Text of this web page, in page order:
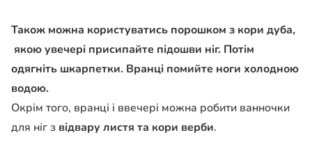
Також можна користуватись порошком з кори дуба,
якою увечері присипайте підошви ніг. Потім
одягніть шкарпетки. Вранці помийте ноги холодною
водою.
Окрім того, вранці і ввечері можна робити ванночки
для ніг з відвару листя та кори верби.